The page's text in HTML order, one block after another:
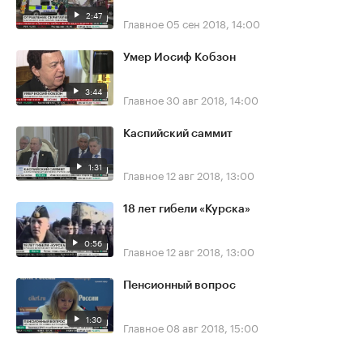
2:47 Главное 05 сен 2018, 14:00
3:44
Умер Иосиф Кобзон
Главное30 авг 2018, 14:00
1:31
Каспийский саммит
Главное12 авг 2018, 13:00
0:56
18 лет гибели «Курска»
Главное12 авг 2018, 13:00
1:30
Пенсионный вопрос
Главное 08 авг 2018, 15:00